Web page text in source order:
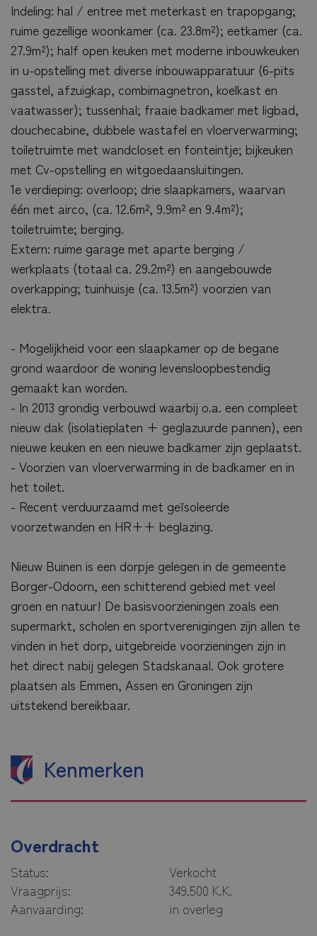
Indeling: hal / entree met meterkast en trapopgang;
ruime gezellige woonkamer (ca. 23.8m²); eetkamer (ca.
27.9m²); half open keuken met moderne inbouwkeuken
in u-opstelling met diverse inbouwapparatuur (6-pits
gasstel, afzuigkap, combimagnetron, koelkast en
vaatwasser); tussenhal; fraaie badkamer met ligbad,
douchecabine, dubbele wastafel en vloerverwarming;
toiletruimte met wandcloset en fonteintje; bijkeuken
met Cv-opstelling en witgoedaansluitingen.
1e verdieping: overloop; drie slaapkamers, waarvan
één met airco, (ca. 12.6m², 9.9m² en 9.4m²);
toiletruimte; berging.
Extern: ruime garage met aparte berging /
werkplaats (totaal ca. 29.2m²) en aangebouwde
overkapping; tuinhuisje (ca. 13.5m²) voorzien van
elektra.
- Mogelijkheid voor een slaapkamer op de begane
grond waardoor de woning levensloopbestendig
gemaakt kan worden.
- In 2013 grondig verbouwd waarbij o.a. een compleet
nieuw dak (isolatieplaten + geglazuurde pannen), een
nieuwe keuken en een nieuwe badkamer zijn geplaatst.
- Voorzien van vloerverwarming in de badkamer en in
het toilet.
- Recent verduurzaamd met geïsoleerde
voorzetwanden en HR++ beglazing.
Nieuw Buinen is een dorpje gelegen in de gemeente
Borger-Odoorn, een schitterend gebied met veel
groen en natuur! De basisvoorzieningen zoals een
supermarkt, scholen en sportverenigingen zijn allen te
vinden in het dorp, uitgebreide voorzieningen zijn in
het direct nabij gelegen Stadskanaal. Ook grotere
plaatsen als Emmen, Assen en Groningen zijn
uitstekend bereikbaar.
Kenmerken
Overdracht
Status:
Verkocht
Vraagprijs:
349.500 K.K.
Aanvaarding:
in overleg